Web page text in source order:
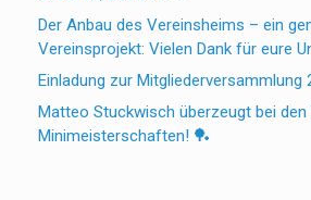
Der Anbau des Vereinsheims – ein
Vereinsprojekt: Vielen Dank für eure
Einladung zur Mitgliederversammlung
Matteo Stuckwisch überzeugt bei
Minimeisterschaften! 🏓